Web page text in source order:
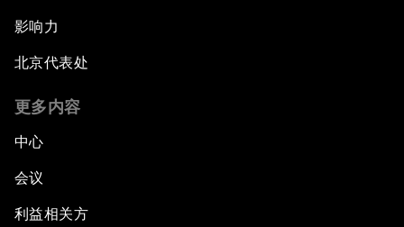
影响力
北京代表处
更多内容
中心
会议
利益相关方